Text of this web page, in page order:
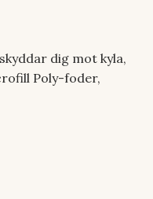
dig mot kyla,
Poly-foder,